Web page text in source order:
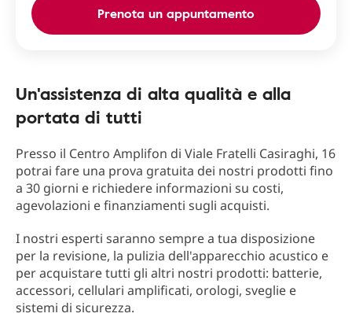
Prenota un appuntamento
Un'assistenza di alta qualità e alla
portata di tutti
Presso il Centro Amplifon di Viale Fratelli Casiraghi, 16
potrai fare una prova gratuita dei nostri prodotti fino
a 30 giorni e richiedere informazioni su costi,
agevolazioni e finanziamenti sugli acquisti.
I nostri esperti saranno sempre a tua disposizione
per la revisione, la pulizia dell'apparecchio acustico e
per acquistare tutti gli altri nostri prodotti: batterie,
accessori, cellulari amplificati, orologi, sveglie e
sistemi di sicurezza.